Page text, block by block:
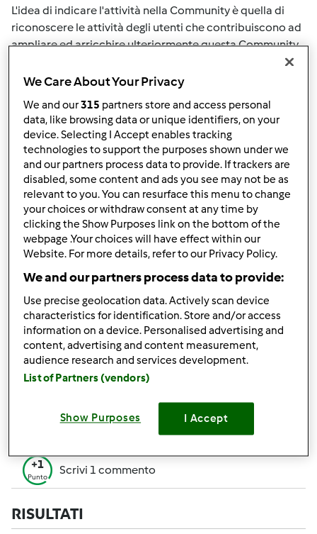
L'idea di indicare l'attività nella Community è quella di
riconoscere le attività degli utenti che contribuiscono ad
ampliare ed arricchire ulteriormente questa Community.
ricompensate con dei punti. Con il raggiungimento di
successivo. Il numero all'interno del grembiule accanto al
tuo nome Utente indicherà il tuo grado attuale.
COME PUOI OTTENERE PUNTI PER LA
TUA ATTIVITA'
Eseguendo una delle azioni elencate di seguito è possibile
raccogliere punti. Questi punti si sommeranno alla tuo
punteggio attuale nella Community. Controlla la scala di
ti servono per passare al grado successivo.
+50
Punti
Vincitore di un contest
+10
Punti
Creare 1 ricetta (tutti i campi= 10 p. Solo i
campi obbligatori=5 p.)
+1
Punto
Scrivi 1 commento
RISULTATI
We Care About Your Privacy
We and our315 partners store and access personal
data, like browsing data or unique identifiers, on your
device. Selecting I Accept enables tracking
technologies to support the purposes shown under we
and our partners process data to provide. If trackers are
disabled, some content and ads you see may not be as
relevant to you. You can resurface this menu to change
your choices or withdraw consent at any time by
clicking the Show Purposes link on the bottom of the
webpage .Your choices will have effect within our
Website. For more details, refer to our Privacy Policy.
We and our partners process data to provide:
Use precise geolocation data. Actively scan device
characteristics for identification. Store and/or access
information on a device. Personalised advertising and
content, advertising and content measurement,
audience research and services development.
List of Partners (vendors)
Show Purposes I Accept